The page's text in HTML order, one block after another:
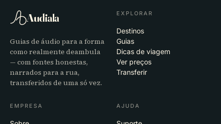
Audiala
Guias de áudio para a forma
como realmente deambula
— com fontes honestas,
narrados para a rua,
transferidos de uma só vez.
EXPLORAR
Destinos
Guias
Dicas de viagem
Ver preços
Transferir
EMPRESA AJUDA